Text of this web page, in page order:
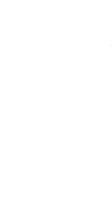
een nieuwe